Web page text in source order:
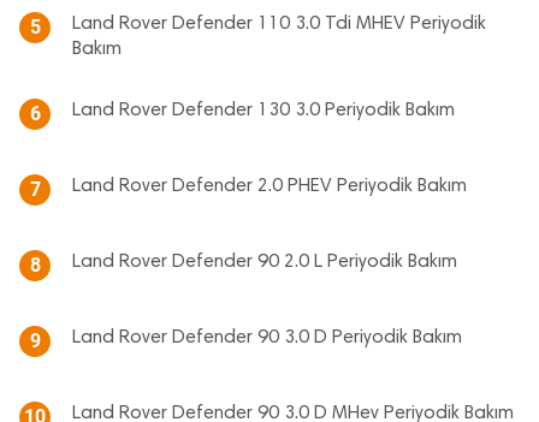
5
Land Rover Defender 110 3.0 Tdi MHEV Periyodik
Bakım
6 Land Rover Defender 130 3.0 Periyodik Bakım
7 Land Rover Defender 2.0 PHEV Periyodik Bakım
8 Land Rover Defender 90 2.0 L Periyodik Bakım
9 Land Rover Defender 90 3.0 D Periyodik Bakım
10 Land Rover Defender 90 3.0 D MHev Periyodik Bakım